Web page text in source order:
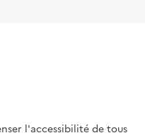
l'accessibilité de tous